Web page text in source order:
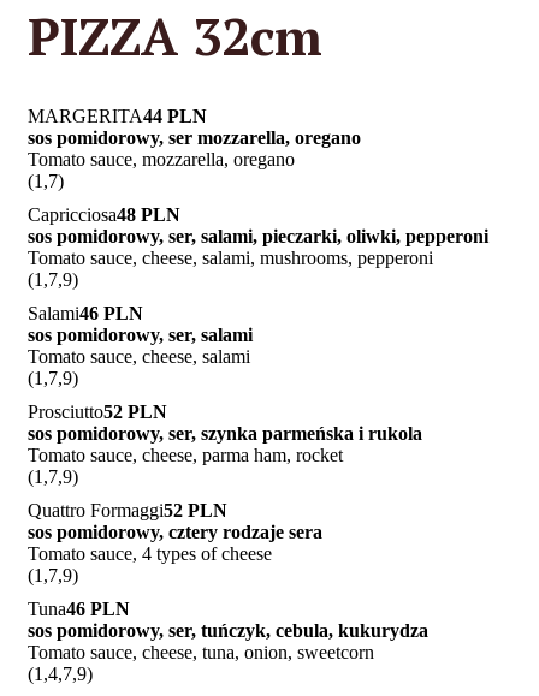
PIZZA 32cm
MARGERITA44 PLN
sos pomidorowy, ser mozzarella, oregano
Tomato sauce, mozzarella, oregano
(1,7)
Capricciosa48 PLN
sos pomidorowy, ser, salami, pieczarki, oliwki, pepperoni
Tomato sauce, cheese, salami, mushrooms, pepperoni
(1,7,9)
Salami46 PLN
sos pomidorowy, ser, salami
Tomato sauce, cheese, salami
(1,7,9)
Prosciutto52 PLN
sos pomidorowy, ser, szynka parmeńska i rukola
Tomato sauce, cheese, parma ham, rocket
(1,7,9)
Quattro Formaggi52 PLN
sos pomidorowy, cztery rodzaje sera
Tomato sauce, 4 types of cheese
(1,7,9)
Tuna46 PLN
sos pomidorowy, ser, tuńczyk, cebula, kukurydza
Tomato sauce, cheese, tuna, onion, sweetcorn
(1,4,7,9)